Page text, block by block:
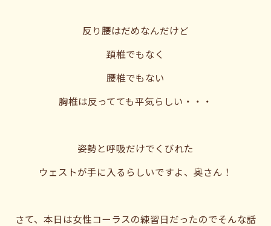
反り腰はだめなんだけど
頚椎でもなく
腰椎でもない
胸椎は反ってても平気らしい・・・
姿勢と呼吸だけでくびれた
ウェストが手に入るらしいですよ、奥さん！
さて、本日は女性コーラスの練習日だったのでそんな話